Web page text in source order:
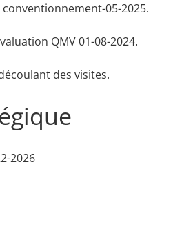
05-2025.
QMV 01-08-2024.
des visites.
2026